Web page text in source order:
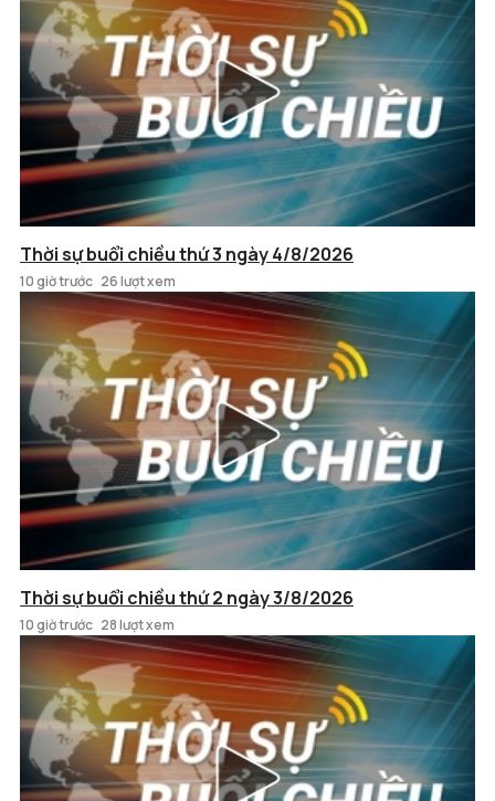
Thời sự buổi chiều thứ 3 ngày 4/8/2026
10 giờ trước 26 lượt xem
Thời sự buổi chiều thứ 2 ngày 3/8/2026
10 giờ trước 28 lượt xem